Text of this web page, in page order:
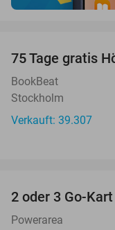
75 Tage gratis
BookBeat
Stockholm
Verkauft: 39.307
2 oder 3 Go-
Powerarea